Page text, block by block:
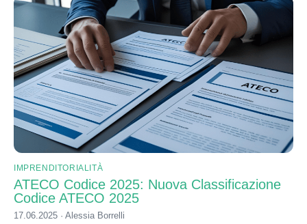
IMPRENDITORIALITÀ
ATECO Codice 2025: Nuova Classificazione
Codice ATECO 2025
17.06.2025 · Alessia Borrelli